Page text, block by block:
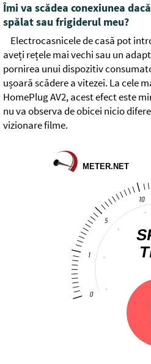
Îmi va scădea conexiunea
spălat sau frigiderul meu?
Electrocasnicele de casă pot
aveți rețele mai vechi sau un
pornirea unui dispozitiv
ușoară scădere a vitezei. La cele
HomePlug AV2, acest efect este
nu va observa de obicei nicio
vizionare filme.